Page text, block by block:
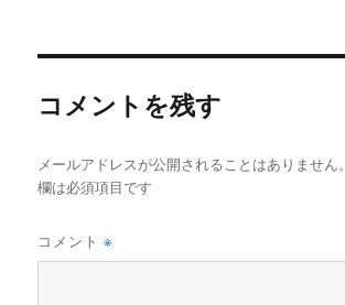
コメントを残す
メールアドレスが公開されることはありません。
欄は必須項目です
コメント※